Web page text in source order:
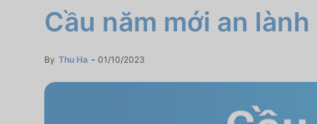
Cầu năm mới an
By Thu Ha 01/10/2023